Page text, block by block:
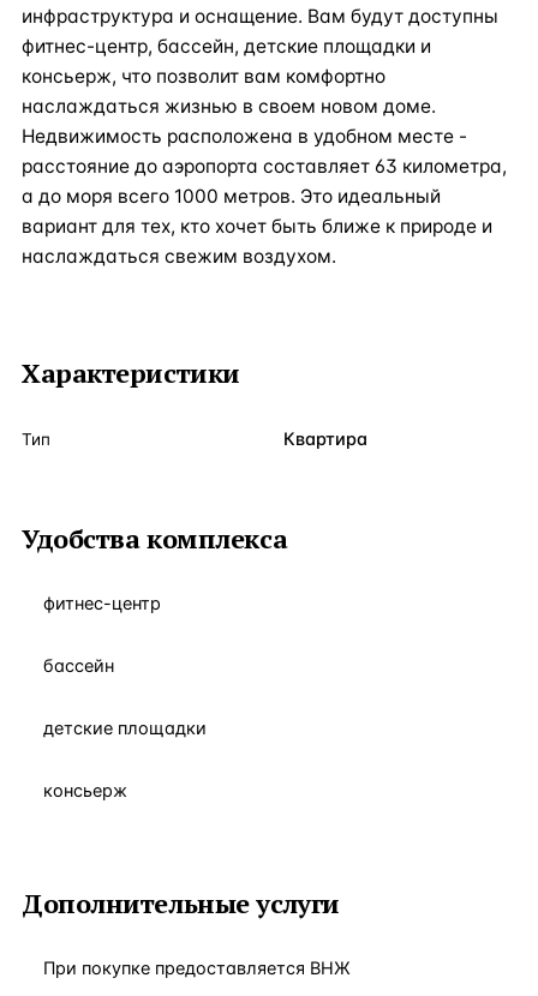
инфраструктура и оснащение. Вам будут доступны
фитнес-центр, бассейн, детские площадки и
консьерж, что позволит вам комфортно
наслаждаться жизнью в своем новом доме.
Недвижимость расположена в удобном месте -
расстояние до аэропорта составляет 63 километра,
а до моря всего 1000 метров. Это идеальный
вариант для тех, кто хочет быть ближе к природе и
наслаждаться свежим воздухом.
Характеристики
Тип Квартира
Удобства комплекса
фитнес-центр
бассейн
детские площадки
консьерж
Дополнительные услуги
При покупке предоставляется ВНЖ